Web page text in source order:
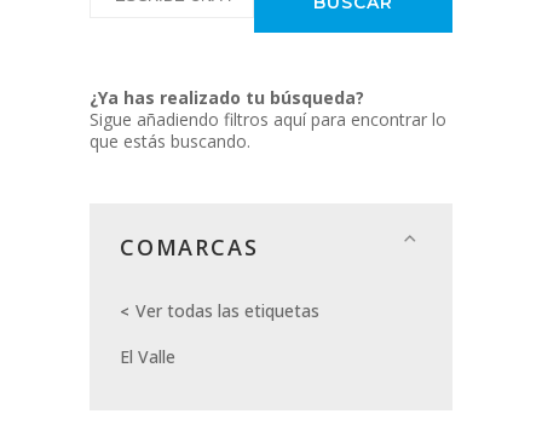
¿Ya has realizado tu búsqueda?
Sigue añadiendo filtros aquí para encontrar lo
que estás buscando.
COMARCAS
Ver todas las etiquetas
El Valle